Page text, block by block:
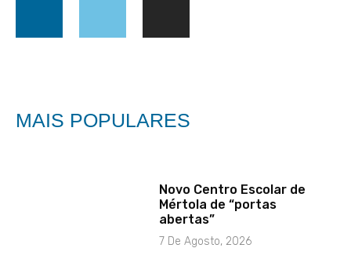
MAIS POPULARES
Novo Centro Escolar de
Mértola de “portas
abertas”
7 De Agosto, 2026